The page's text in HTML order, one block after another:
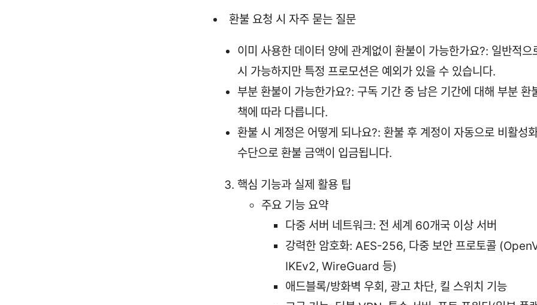
환불 요청 시 자주 묻는 질문
이미 사용한 데이터 양에 관계없이 환불이 가능한가요?: 일반적으
시 가능하지만 특정 프로모션은 예외가 있을 수 있습니다.
부분 환불이 가능한가요?: 구독 기간 중 남은 기간에 대해 부분 환
책에 따라 다릅니다.
환불 시 계정은 어떻게 되나요?: 환불 후 계정이 자동으로 비활성
수단으로 환불 금액이 입금됩니다.
핵심 기능과 실제 활용 팁
주요 기능 요약
다중 서버 네트워크: 전 세계 60개국 이상 서버
강력한 암호화: AES-256, 다중 보안 프로토콜
IKEv2, WireGuard 등)
애드블록/방화벽 우회, 광고 차단, 킬 스위치 기능